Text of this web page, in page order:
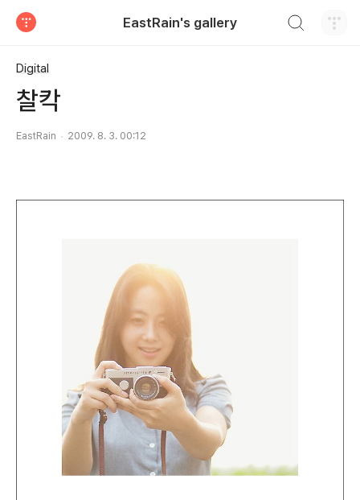
EastRain's gallery
Digital
찰칵
EastRain 2009. 8. 3. 00:12